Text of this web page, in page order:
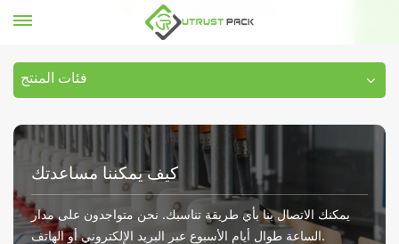
فئات المنتج
كيف يمكننا مساعدتك
يمكنك الاتصال بنا بأي طريقة تناسبك. نحن متواجدون على مدار
الساعة طوال أيام الأسبوع عبر البريد الإلكتروني أو الهاتف.